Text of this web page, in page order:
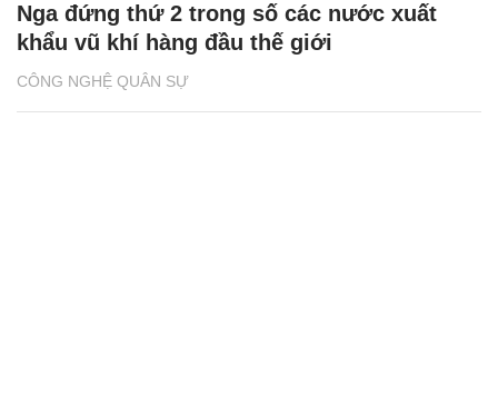
CÔNG NGHỆ QUÂN SỰ
Nga đứng thứ 2 trong số các nước xuất
khẩu vũ khí hàng đầu thế giới